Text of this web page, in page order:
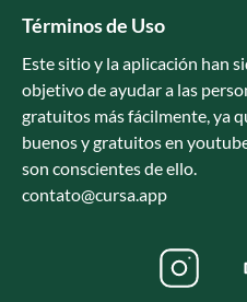
Términos de Uso
Este sitio y la aplicación han
objetivo de ayudar a las
gratuitos más fácilmente, ya
buenos y gratuitos en
son conscientes de ello.
contato@cursa.app